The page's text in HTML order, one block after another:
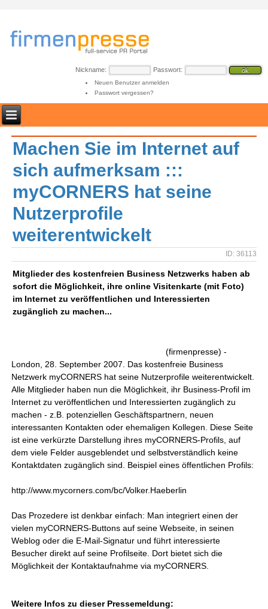
Nickname: Passwort:
Neuen Benutzer anmelden
Passwort vergessen?
Machen Sie im Internet auf
sich aufmerksam :::
myCORNERS hat seine
Nutzerprofile
weiterentwickelt
ID: 36113
Mitglieder des kostenfreien Business Netzwerks haben ab
sofort die Möglichkeit, ihre online Visitenkarte (mit Foto)
im Internet zu veröffentlichen und Interessierten
zugänglich zu machen...
(firmenpresse) -
London, 28. September 2007. Das kostenfreie Business
Netzwerk myCORNERS hat seine Nutzerprofile weiterentwickelt.
Alle Mitglieder haben nun die Möglichkeit, ihr Business-Profil im
Internet zu veröffentlichen und Interessierten zugänglich zu
machen - z.B. potenziellen Geschäftspartnern, neuen
interessanten Kontakten oder ehemaligen Kollegen. Diese Seite
ist eine verkürzte Darstellung ihres myCORNERS-Profils, auf
dem viele Felder ausgeblendet und selbstverständlich keine
Kontaktdaten zugänglich sind. Beispiel eines öffentlichen Profils:
http://www.mycorners.com/bc/Volker.Haeberlin
Das Prozedere ist denkbar einfach: Man integriert einen der
vielen myCORNERS-Buttons auf seine Webseite, in seinen
Weblog oder die E-Mail-Signatur und führt interessierte
Besucher direkt auf seine Profilseite. Dort bietet sich die
Möglichkeit der Kontaktaufnahme via myCORNERS.
Weitere Infos zu dieser Pressemeldung: